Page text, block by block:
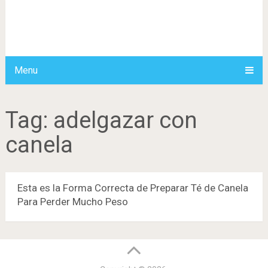
Menu
Tag: adelgazar con
canela
Esta es la Forma Correcta de Preparar Té de Canela
Para Perder Mucho Peso